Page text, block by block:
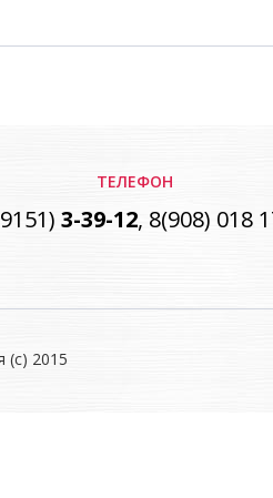
ТЕЛЕФОН
3-39-12, 8(908) 018
(с) 2015